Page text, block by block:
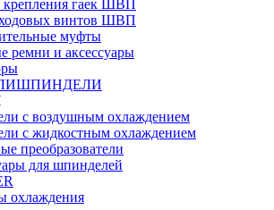
гаек ШВП
винтов ШВП
муфты
ремни и аксессуары
ШПИНДЕЛИ
с воздушным охлаждением
с жидкостным охлаждением
преобразователи
для шпинделей
охлаждения